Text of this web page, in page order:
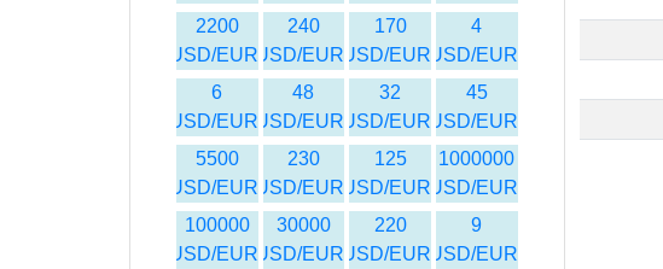
4
USD/EUR
170
USD/EUR
240
USD/EUR
2200
USD/EUR
45
USD/EUR
32
USD/EUR
48
USD/EUR
6
USD/EUR
1000000
USD/EUR
125
USD/EUR
230
USD/EUR
5500
USD/EUR
9
USD/EUR
220
USD/EUR
30000
USD/EUR
100000
USD/EUR